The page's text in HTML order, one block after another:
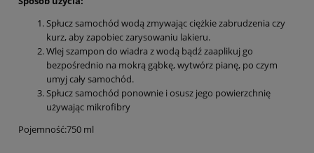
Spłucz samochód wodą zmywając ciężkie zabrudzenia czy
kurz, aby zapobiec zarysowaniu lakieru.
Wlej szampon do wiadra z wodą bądź zaaplikuj go
bezpośrednio na mokrą gąbkę, wytwórz pianę, po czym
umyj cały samochód.
Spłucz samochód ponownie i osusz jego powierzchnię
używając mikrofibry
Pojemność:750 ml